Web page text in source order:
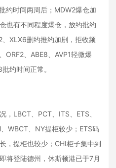
约时间两周后；MDW2爆仓加
也有不同程度爆仓，放约批约
XLX6删约推约加剧，拒收频
ORF2、ABE8、AVP1轻微爆
约时间正常。
，LBCT、PCT、ITS、ETS、
WBCT、NY提柜较少；ETS码
，提柜也较少；CHI柜子集中到
将登陆德州，休斯顿港已于7月